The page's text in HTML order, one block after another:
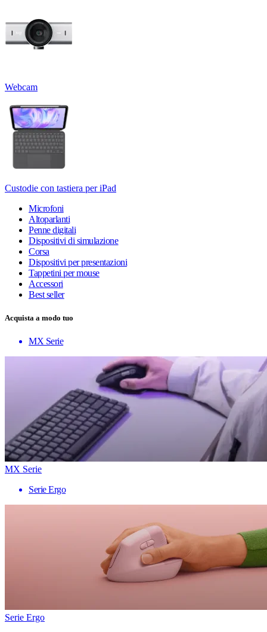
Webcam
Custodie con tastiera per iPad
Microfoni
Altoparlanti
Penne digitali
Dispositivi di simulazione
Corsa
Dispositivi per presentazioni
Tappetini per mouse
Accessori
Best seller
Acquista a modo tuo
MX Serie
MX Serie
Serie Ergo
Serie Ergo